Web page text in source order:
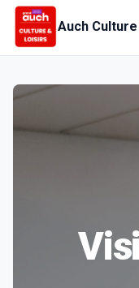
Auch